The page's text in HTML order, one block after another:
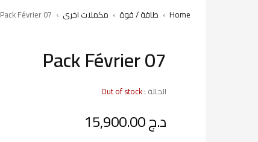
Home
› طاقة / قوة › مكملات اخرى ›
Pack Février 07
SOLD OUT
Pack Février 07
الحالة :Out of stock
د.ج